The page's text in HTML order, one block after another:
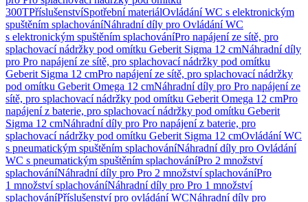
300TPříslušenstvíSpotřební materiálOvládání WC s elektronickým
spuštěním splachováníNáhradní díly pro Ovládání WC
s elektronickým spuštěním splachováníPro napájení ze sítě, pro
splachovací nádržky pod omítku Geberit Sigma 12 cmNáhradní díly
pro Pro napájení ze sítě, pro splachovací nádržky pod omítku
Geberit Sigma 12 cmPro napájení ze sítě, pro splachovací nádržky
pod omítku Geberit Omega 12 cmNáhradní díly pro Pro napájení ze
sítě, pro splachovací nádržky pod omítku Geberit Omega 12 cmPro
napájení z baterie, pro splachovací nádržky pod omítku Geberit
Sigma 12 cmNáhradní díly pro Pro napájení z baterie, pro
splachovací nádržky pod omítku Geberit Sigma 12 cmOvládání WC
s pneumatickým spuštěním splachováníNáhradní díly pro Ovládání
WC s pneumatickým spuštěním splachováníPro 2 množství
splachováníNáhradní díly pro Pro 2 množství splachováníPro
1 množství splachováníNáhradní díly pro Pro 1 množství
splachováníPříslušenství pro ovládání WCNáhradní díly pro